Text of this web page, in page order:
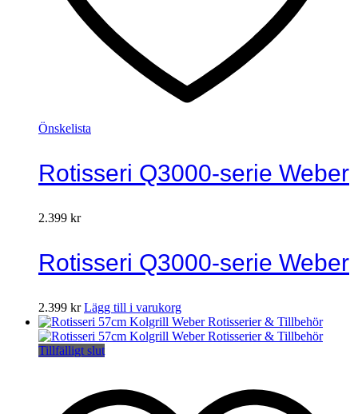
Önskelista
Rotisseri Q3000-serie Weber
2.399 kr
Rotisseri Q3000-serie Weber
2.399 kr Lägg till i varukorg
Tillfälligt slut